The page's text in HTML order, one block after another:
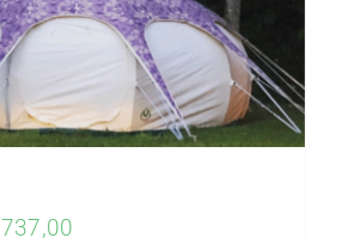
737,00